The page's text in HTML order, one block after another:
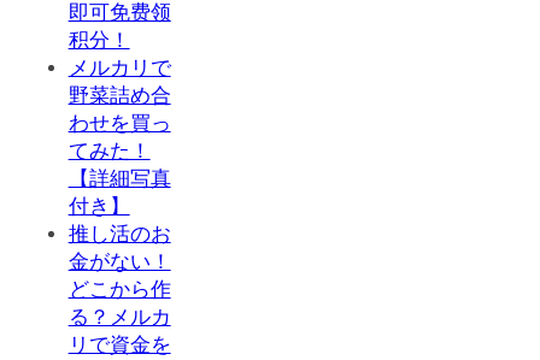
即可免费领
积分！
メルカリで
野菜詰め合
わせを買っ
てみた！
【詳細写真
付き】
推し活のお
金がない！
どこから作
る？メルカ
リで資金を